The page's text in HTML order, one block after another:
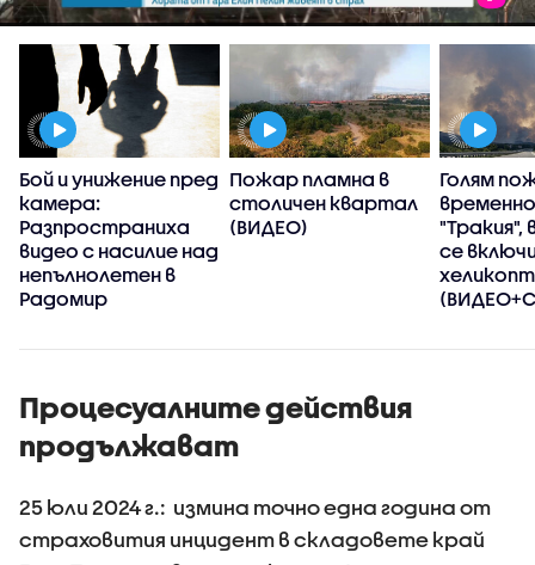
Бой и унижение пред
камера:
Разпространиха
видео с насилие над
непълнолетен в
Радомир
Пожар пламна в
столичен квартал
(ВИДЕО)
Голям
"Тракия",
се
Процесуалните действия
продължават
25 юли 2024 г.: измина точно една година от
страховития инцидент в складовете край